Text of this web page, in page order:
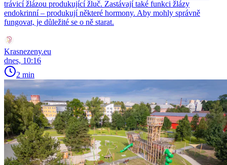
trávicí žlázou produkující žluč. Zastávají také funkci žlázy
endokrinní – produkují některé hormony. Aby mohly správně
fungovat, je důležité se o ně starat.
Krasnezeny.eu
dnes, 10:16
2 min